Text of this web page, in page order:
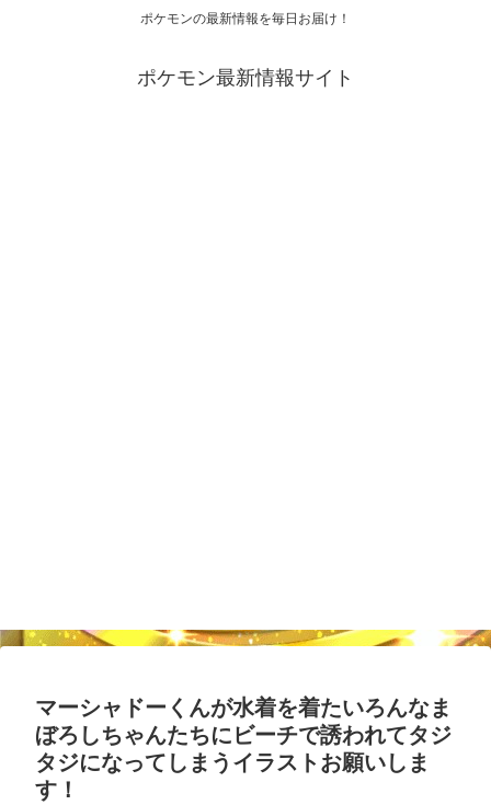
ポケモンの最新情報を毎日お届け！
ポケモン最新情報サイト
マーシャドーくんが水着を着たいろんなま
ぼろしちゃんたちにビーチで誘われてタジ
タジになってしまうイラストお願いしま
す！